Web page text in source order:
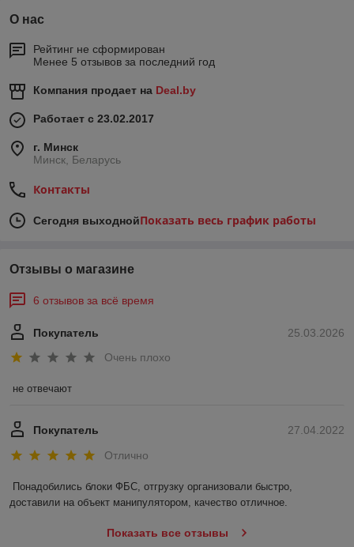
О нас
Рейтинг не сформирован
Менее 5 отзывов за последний год
Компания продает на Deal.by
Работает с 23.02.2017
г. Минск
Минск, Беларусь
Контакты
Сегодня выходнойПоказать весь график работы
Отзывы о магазине
6 отзывов за всё время
25.03.2026
Покупатель
Очень плохо
не отвечают
27.04.2022
Покупатель
Отлично
Понадобились блоки ФБС, отгрузку организовали быстро,
доставили на объект манипулятором, качество отличное.
Показать все отзывы